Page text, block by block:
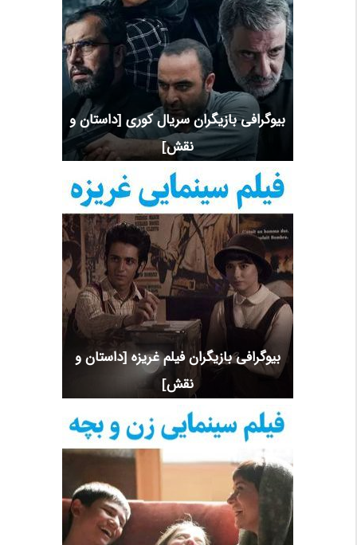
بیوگرافی بازیگران سریال کوری [داستان و
نقش]
بیوگرافی بازیگران فیلم غریزه [داستان و
نقش]